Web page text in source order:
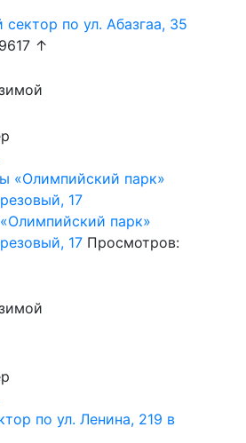
сектор по ул. Абазгаа, 35
↑
парк»
17 Просмотров: